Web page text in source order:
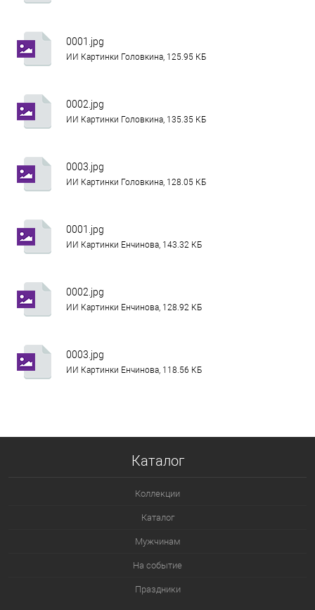
0001.jpg
ИИ Картинки Головкина, 125.95 КБ
0002.jpg
ИИ Картинки Головкина, 135.35 КБ
0003.jpg
ИИ Картинки Головкина, 128.05 КБ
0001.jpg
ИИ Картинки Енчинова, 143.32 КБ
0002.jpg
ИИ Картинки Енчинова, 128.92 КБ
0003.jpg
ИИ Картинки Енчинова, 118.56 КБ
Каталог
Коллекции
Каталог
Мужчинам
На событие
Праздники